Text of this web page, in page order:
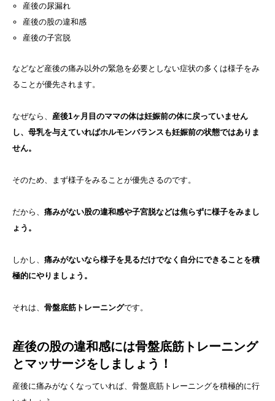
産後の尿漏れ
産後の股の違和感
産後の子宮脱
などなど産後の痛み以外の緊急を必要としない症状の多くは様子をみ
ることが優先されます。
なぜなら、 産後1ヶ月目のママの体は妊娠前の体に戻っていません
し、母乳を与えていればホルモンバランスも妊娠前の状態ではありま
せん。
そのため、まず様子をみることが優先さるのです。
だから、 痛みがない股の違和感や子宮脱などは焦らずに様子をみまし
ょう。
しかし、 痛みがないなら様子を見るだけでなく自分にできることを積
極的にやりましょう。
それは、 骨盤底筋トレーニングです。
産後の股の違和感には骨盤底筋トレーニング
とマッサージをしましょう！
産後に痛みがなくなっていれば、骨盤底筋トレーニングを積極的に行